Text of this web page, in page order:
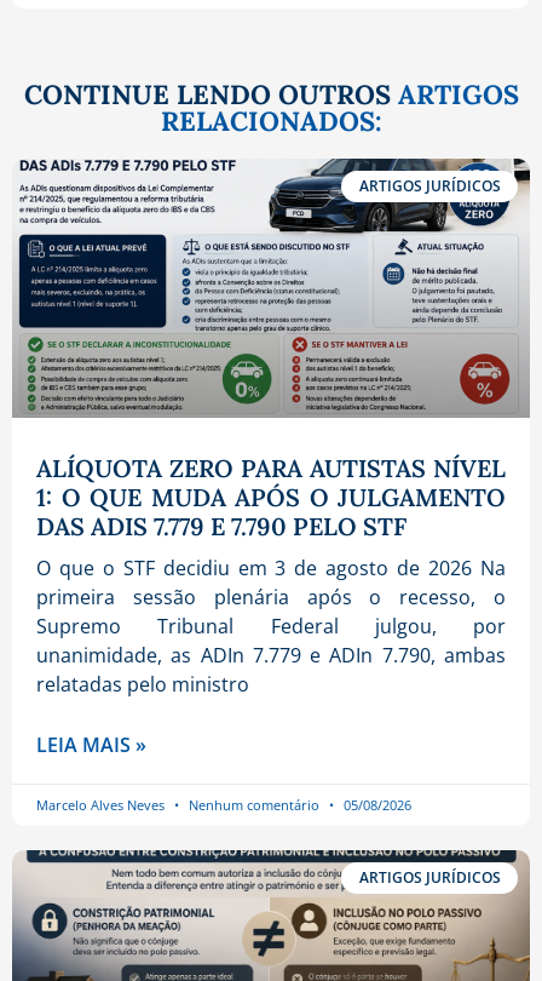
CONTINUE LENDO OUTROS ARTIGOS
RELACIONADOS:
ARTIGOS JURÍDICOS
ALÍQUOTA ZERO PARA AUTISTAS NÍVEL
1: O QUE MUDA APÓS O JULGAMENTO
DAS ADIS 7.779 E 7.790 PELO STF
O que o STF decidiu em 3 de agosto de 2026 Na
primeira sessão plenária após o recesso, o
Supremo Tribunal Federal julgou, por
unanimidade, as ADIn 7.779 e ADIn 7.790, ambas
relatadas pelo ministro
LEIA MAIS »
Marcelo Alves Neves Nenhum comentário 05/08/2026
ARTIGOS JURÍDICOS